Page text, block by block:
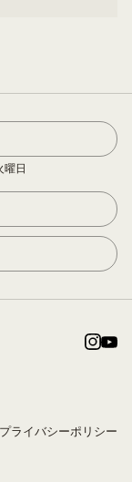
曜日
プライバシーポリシー